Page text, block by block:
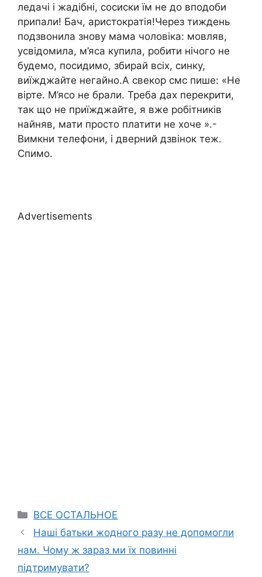
ледачі і жадібні, сосиски їм не до вподоби
припали! Бач, аристократія!Через тиждень
подзвонила знову мама чоловіка: мовляв,
усвідомила, м’яса купила, робити нічого не
будемо, посидимо, збирай всіх, синку,
виїжджайте негайно.А свекор смс пише: «Не
вірте. М’ясо не брали. Треба дах перекрити,
так що не приїжджайте, я вже робітників
найняв, мати просто платити не хоче ».-
Вимкни телефони, і дверний дзвінок теж.
Спимо.
Advertisements
Categories
ВСЕ ОСТАЛЬНОЕ
Наші батьки жодного разу не допомогли
нам. Чому ж зараз ми їх повинні
підтримувати?